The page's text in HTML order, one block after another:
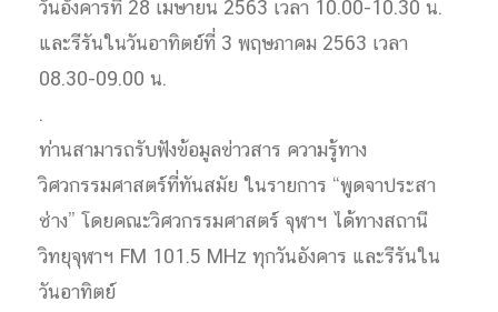
วันอังคารที่ 28 เมษายน 2563 เวลา 10.00-10.30 น.
และรีรันในวันอาทิตย์ที่ 3 พฤษภาคม 2563 เวลา
08.30-09.00 น.
.
ท่านสามารถรับฟังข้อมูลข่าวสาร ความรู้ทาง
วิศวกรรมศาสตร์ที่ทันสมัย ในรายการ “พูดจาประสา
ช่าง” โดยคณะวิศวกรรมศาสตร์ จุฬาฯ ได้ทางสถานี
วิทยุจุฬาฯ FM 101.5 MHz ทุกวันอังคาร และรีรันใน
วันอาทิตย์